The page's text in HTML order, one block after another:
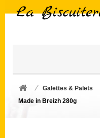
Galettes & Palets
Made in Breizh 280g